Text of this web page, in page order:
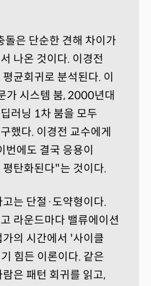
돌은 단순한 견해 차이가
나온 것이다. 이경전
균회귀로 분석된다. 이
가 시스템 붐, 2000년대
러닝 1차 붐을 모두
했다. 이경전 교수에게
에도 결국 응용이
탄화된다"는 것이다.
는 단절·도약형이다.
라운드마다 밸류에이션
의 시간에서 '사이클
힘든 이론이다. 같은
은 패턴 회귀를 읽고,